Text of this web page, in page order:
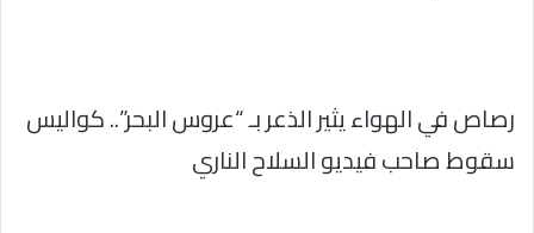
رصاص في الهواء يثير الذعر بـ “عروس البحر”.. كواليس
سقوط صاحب فيديو السلاح الناري